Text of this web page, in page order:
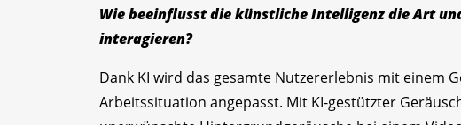
Wie beeinflusst die künstliche Intelligenz die Art
interagieren?
Dank KI wird das gesamte Nutzer­erlebnis mit einem
Arbeitssituation angepasst. Mit KI-gestützter